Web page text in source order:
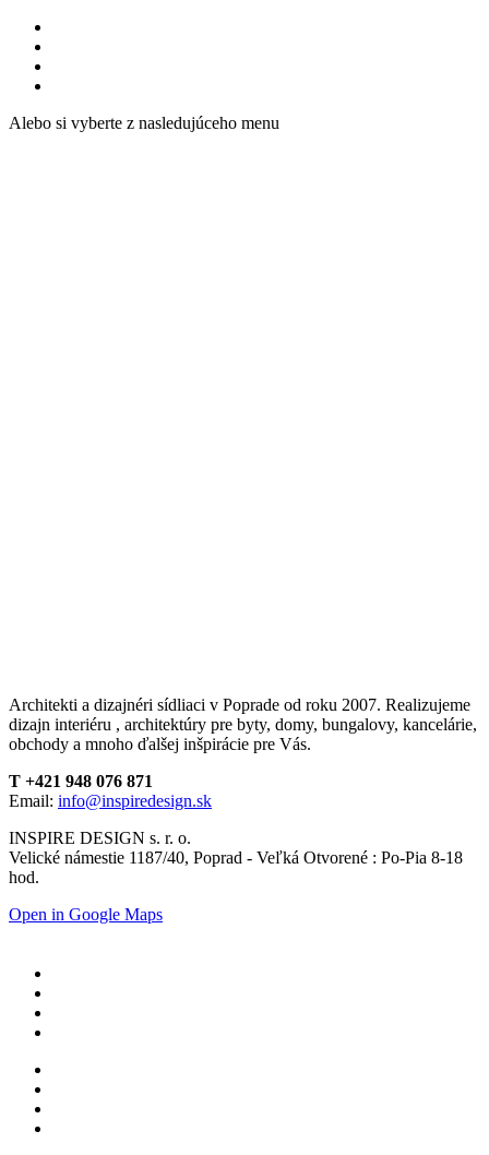
Alebo si vyberte z nasledujúceho menu
Architekti a dizajnéri sídliaci v Poprade od roku 2007. Realizujeme
dizajn interiéru , architektúry pre byty, domy, bungalovy, kancelárie,
obchody a mnoho ďalšej inšpirácie pre Vás.
T +421 948 076 871
Email: info@inspiredesign.sk
INSPIRE DESIGN s. r. o.
Velické námestie 1187/40, Poprad - Veľká Otvorené : Po-Pia 8-18
hod.
Open in Google Maps